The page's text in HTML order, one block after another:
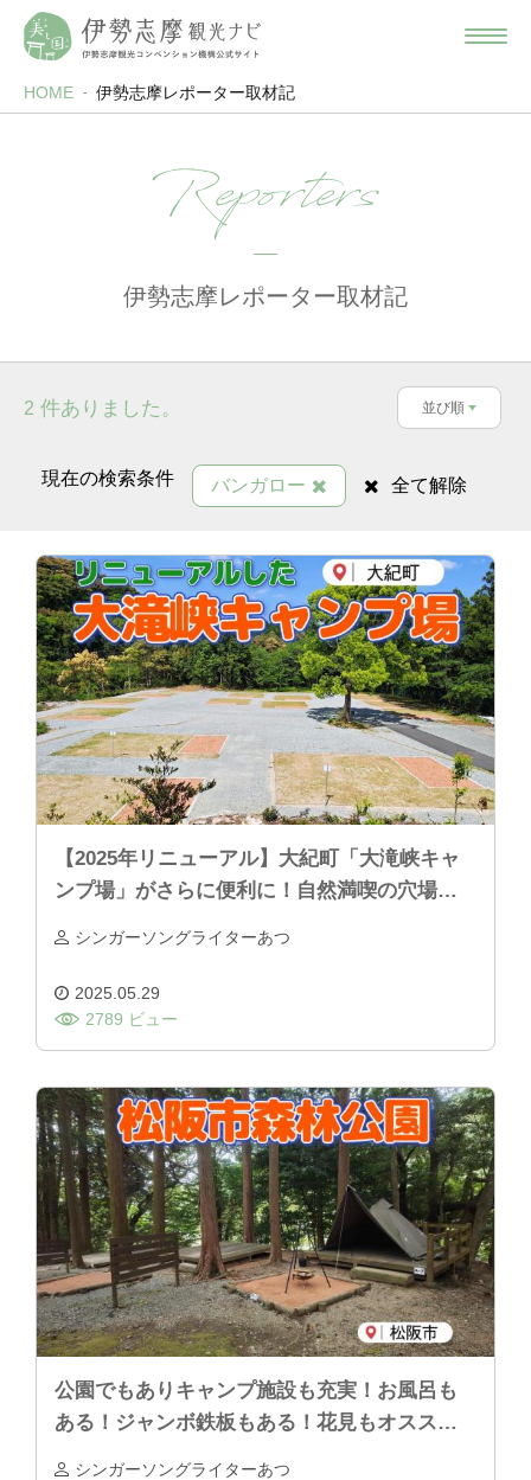
HOME 伊勢志摩レポーター取材記
Reporters
伊勢志摩レポーター取材記
2 件ありました。 並び順
現在の検索条件 バンガロー 全て解除
【2025年リニューアル】大紀町「大滝峡キャ
ンプ場」がさらに便利に！自然満喫の穴場ス
シンガーソングライターあつ
2025.05.29
2789 ビュー
公園でもありキャンプ施設も充実！お風呂も
ある！ジャンボ鉄板もある！花見もオススメ
シンガーソングライターあつ